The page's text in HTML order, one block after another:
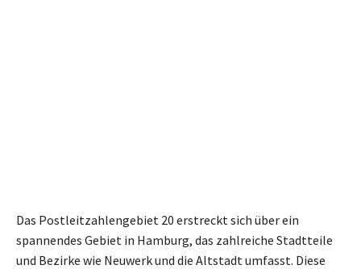
Das Postleitzahlengebiet 20 erstreckt sich über ein
spannendes Gebiet in Hamburg, das zahlreiche Stadtteile
und Bezirke wie Neuwerk und die Altstadt umfasst. Diese